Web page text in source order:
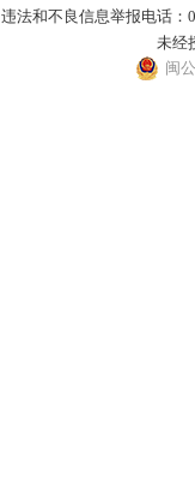
违法和不良信息举报电话：
未经
闽